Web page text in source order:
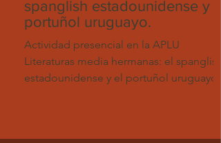
spanglish estadounidense y el
portuñol uruguayo.
Actividad presencial en la APLU
Literaturas media hermanas: el spanglish
estadounidense y el portuñol uruguayo.